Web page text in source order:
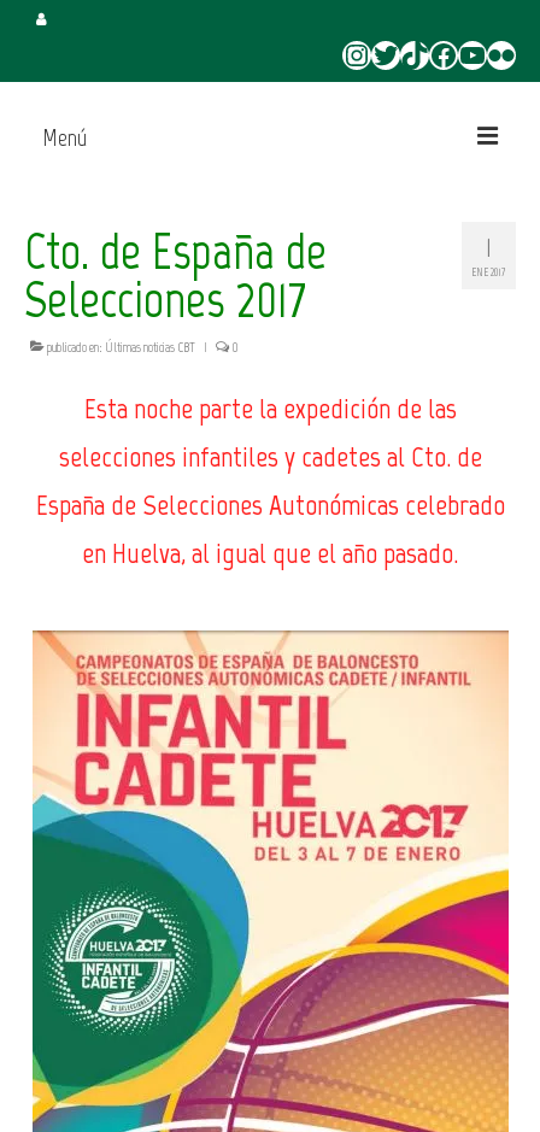
Instagram
Twitter
TikTokFacebook
YouTube
Flickr
Menú
Juega en CBT
Campus de Verano
Torneo 3×3 Verano
1
ENE 2017
Cto. de España de
Selecciones 2017
publicado en: Últimas noticias CBT | 0
Esta noche parte la expedición de las
selecciones infantiles y cadetes al Cto. de
España de Selecciones Autonómicas celebrado
en Huelva, al igual que el año pasado.